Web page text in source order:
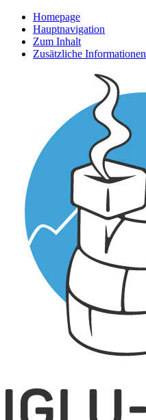
Homepage
Hauptnavigation
Zum Inhalt
Zusätzliche Informationen